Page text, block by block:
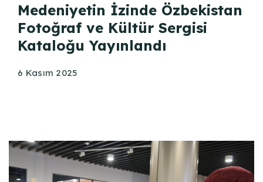
Medeniyetin İzinde Özbekistan
Fotoğraf ve Kültür Sergisi
Kataloğu Yayınlandı
6 Kasım 2025